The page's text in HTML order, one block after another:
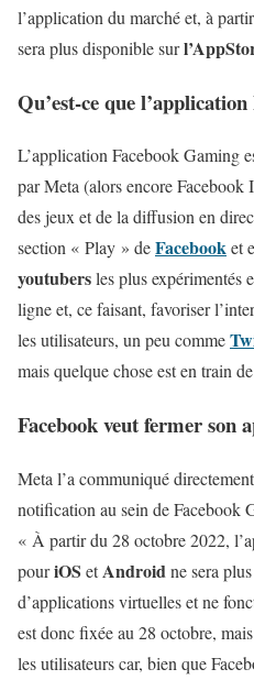
l’application du marché et, à
sera plus disponible sur
Qu’est-ce que
L’application Facebook Gaming
par Meta (alors encore
des jeux et de la diffusion en
section « Play » deFacebooket
youtubersles plus expérimentés
ligne et, ce faisant, favoriser
les utilisateurs, un peu comme
mais quelque chose est en train
Facebook veut fermer son
Meta l’a communiqué
notification au sein de Facebook
« À partir du 28 octobre 2022,
pouriOS etAndroidne sera
d’applications virtuelles et ne
est donc fixée au 28 octobre,
les utilisateurs car, bien que